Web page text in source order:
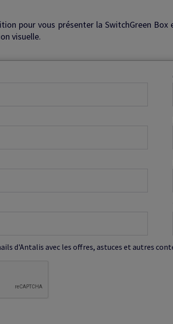
pour vous présenter la SwitchGreen
visuelle.
d'Antalis avec les offres, astuces et autres